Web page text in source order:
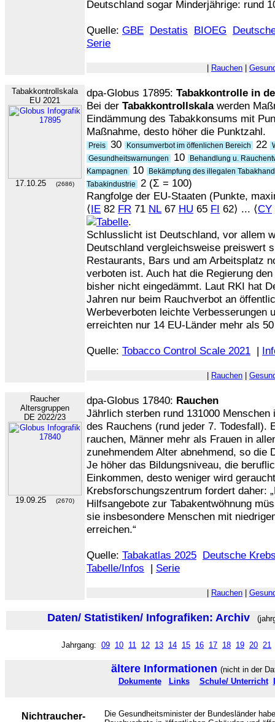
Deutschland sogar Minderjährige: rund
Quelle: GBE Destatis BIOEG
Serie
Rauchen
Tabakkontrollskala
EU 2021
17.10.25 (2686)
dpa-Globus 17895: Tabakkontrolle in
Bei der Tabakkontrollskalawerden
Eindämmung des Tabakkonsums mit
Maßnahme, desto höher die Punktzahl.
Preis 30 Konsumverbot im öffenlichen Bereich 22
Gesundheitswarnungen
10
Behandlung u.
Kampagnen
10
Bekämpfung des illegalen
Tabakindustrie
2 (Σ = 100)
Rangfolge der EU-Staaten (Punkte,
⟨IE 82 FR 71 NL 67 HU 65 FI 62⟩ ... ⟨CY
.
Schlusslicht ist Deutschland, vor allem
Deutschland vergleichsweise preiswert
Restaurants, Bars und am Arbeitsplatz
verboten ist. Auch hat die Regierung
bisher nicht eingedämmt. Laut RKI hat
Jahren nur beim Rauchverbot an
Werbeverboten leichte Verbesserungen
erreichten nur 14 EU-Länder mehr als
Quelle: Tobacco Control Scale 2021 |
Rauchen
Raucher
Altersgruppen
DE 2022/23
19.09.25 (2670)
dpa-Globus 17840: Rauchen
Jährlich sterben rund 131000 Menschen
des Rauchens (rund jeder 7. Todesfall).
rauchen, Männer mehr als Frauen in
zunehmendem Alter abnehmend, so die
Je höher das Bildungsniveau, die
Einkommen, desto weniger wird
Krebsforschungszentrum fordert daher:
Hilfsangebote zur Tabakentwöhnung
sie insbesondere Menschen mit
erreichen.“
Quelle: Tabakatlas 2025 Deutsche
Tabelle/Infos | Serie
Rauchen
Daten/ Statistiken/ Infografiken: Archiv
Jahrgang: 09 10 11 12 13 14 15 16 17 18 19 20 21
ältere Informationen (nicht in der
Dokumente
Links Schule/ Unterricht
Nichtraucher-
Die Gesundheitsminister der Bundesländer